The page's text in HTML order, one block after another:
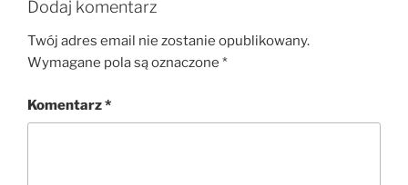
Dodaj komentarz
Twój adres email nie zostanie opublikowany.
Wymagane pola są oznaczone *
Komentarz*